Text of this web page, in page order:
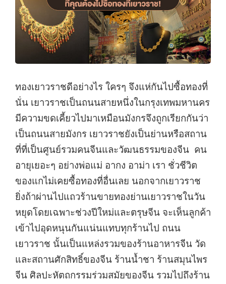
ทองเยาวราชดีอย่างไร ใครๆ จึงแห่กันไปซื้อทองที่
นั่น เยาวราชเป็นถนนสายหนึ่งในกรุงเทพมหานคร
มีความขดเคี้ยวไปมาเหมือนมังกรจึงถูกเรียกกันว่า
เป็นถนนสายมังกร เยาวราชยังเป็นย่านหรือสถาน
ที่ที่เป็นศูนย์รวมคนจีนและวัฒนธรรมของจีน คน
อายุเยอะๆ อย่างพ่อแม่ อากง อาม่า เรา ชั่วชีวิต
ของแกไม่เคยซื้อทองที่อื่นเลย นอกจากเยาวราช
ยิ่งถ้าผ่านไปแถวร้านขายทองย่านเยาวราชในวัน
หยุดโดยเฉพาะช่วงปีใหม่และตรุษจีน จะเห็นลูกค้า
เข้าไปอุดหนุนกันแน่นแทบทุกร้านไป ถนน
เยาวราช นั้นเป็นแหล่งรวมของร้านอาหารจีน วัด
และสถานศักสิทธิ์ของจีน ร้านน้ำชา ร้านสมุนไพร
จีน ศิลปะหัตถกรรมร่วมสมัยของจีน รวมไปถึงร้าน